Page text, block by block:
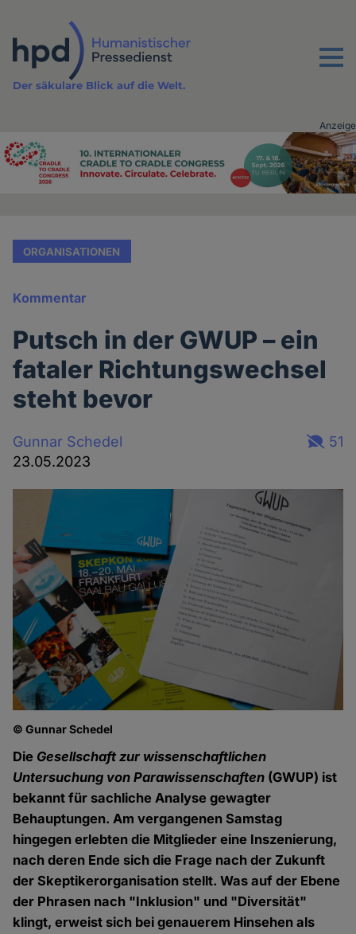
Inhalt
Menu
Der säkulare Blick auf die Welt.
Advertising
Anzeige
ORGANISATIONEN
Kommentar
Putsch in der GWUP – ein
fataler Richtungswechsel
steht bevor
Gunnar Schedel
23.05.2023
51
© Gunnar Schedel
Die Gesellschaft zur wissenschaftlichen
Untersuchung von Parawissenschaften (GWUP) ist
bekannt für sachliche Analyse gewagter
Behauptungen. Am vergangenen Samstag
hingegen erlebten die Mitglieder eine Inszenierung,
nach deren Ende sich die Frage nach der Zukunft
der Skeptikerorganisation stellt. Was auf der Ebene
der Phrasen nach "Inklusion" und "Diversität"
klingt, erweist sich bei genauerem Hinsehen als